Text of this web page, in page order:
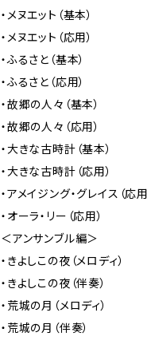
・メヌエット（基本）
・メヌエット（応用）
・ふるさと（基本）
・ふるさと（応用）
・故郷の人々（基本）
・故郷の人々（応用）
・大きな古時計（基本）
・大きな古時計（応用）
・アメイジング・グレイス（応
・オーラ・リー（応用）
＜アンサンブル編＞
・きよしこの夜（メロディ）
・きよしこの夜（伴奏）
・荒城の月（メロディ）
・荒城の月（伴奏）